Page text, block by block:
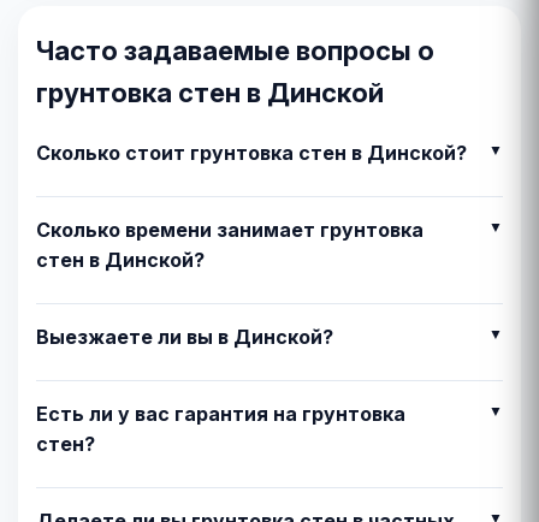
Часто задаваемые вопросы о
грунтовка стен в Динской
Сколько стоит грунтовка стен в Динской?
Сколько времени занимает грунтовка
стен в Динской?
Выезжаете ли вы в Динской?
Есть ли у вас гарантия на грунтовка
стен?